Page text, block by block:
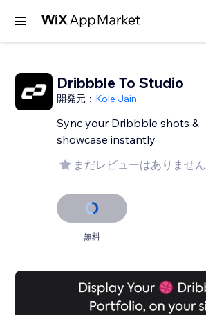
Dribbble To Studio
開発元： Kole Jain
Sync your Dribbble shots &
showcase instantly
まだレビューはありません
無料